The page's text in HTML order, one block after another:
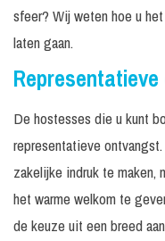
sfeer? Wij weten hoe u
laten gaan.
De hostesses die u kunt
representatieve
zakelijke indruk te
het warme welkom te
de keuze uit een breed